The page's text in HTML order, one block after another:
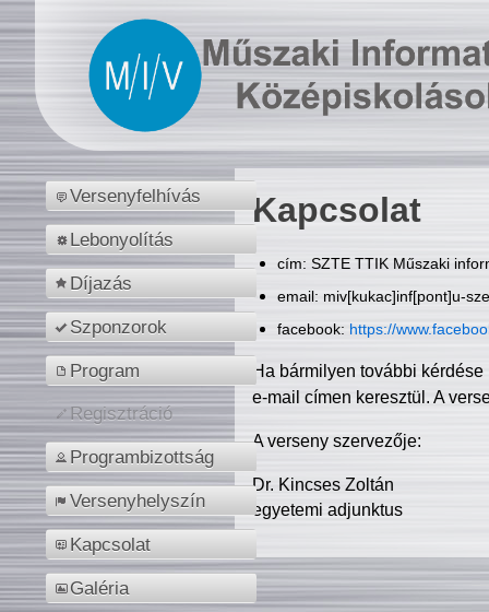
Versenyfelhívás
Lebonyolítás
Díjazás
Szponzorok
Program
Regisztráció
Programbizottság
Versenyhelyszín
Kapcsolat
Galéria
Kapcsolat
cím: SZTE TTIK Műszaki
email: miv[kukac]inf[pont]u-
facebook: https://
Ha bármilyen további
e-mail címen keresztül. A
A verseny szervezője:
Dr. Kincses Zoltán
egyetemi adjunktus